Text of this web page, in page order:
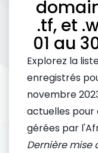
.tf, et
01 au
Explorez la
enregistrés
novembre
actuelles pour
gérées par
Dernière mise